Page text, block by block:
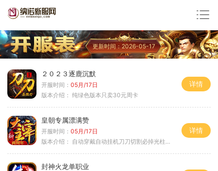
更新时间：2026-05-17
２０２３逐鹿沉默
开服时间： 05月/17日
版本介绍： 纯绿色版本只卖30元周卡
详情
皇朝专属漂满赞
开服时间： 05月/17日
版本介绍： 自动穿戴自动挂机刀刀切割必掉光柱自动
详情
封神火龙单职业